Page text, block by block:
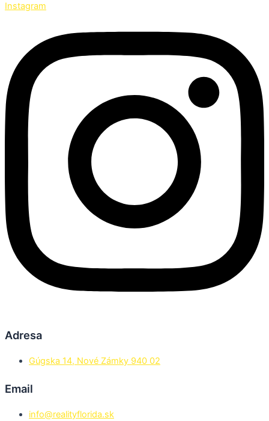
Instagram
Adresa
Gúgska 14, Nové Zámky 940 02
Email
info@realityflorida.sk